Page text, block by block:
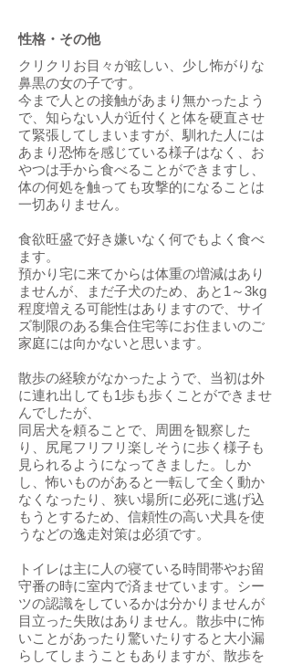
性格・その他
クリクリお目々が眩しい、少し怖がりな
鼻黒の女の子です。
今まで人との接触があまり無かったよう
で、知らない人が近付くと体を硬直させ
て緊張してしまいますが、馴れた人には
あまり恐怖を感じている様子はなく、お
やつは手から食べることができますし、
体の何処を触っても攻撃的になることは
一切ありません。
食欲旺盛で好き嫌いなく何でもよく食べ
ます。
預かり宅に来てからは体重の増減はあり
ませんが、まだ子犬のため、あと1～3kg
程度増える可能性はありますので、サイ
ズ制限のある集合住宅等にお住まいのご
家庭には向かないと思います。
散歩の経験がなかったようで、当初は外
に連れ出しても1歩も歩くことができませ
んでしたが、
同居犬を頼ることで、周囲を観察した
り、尻尾フリフリ楽しそうに歩く様子も
見られるようになってきました。しか
し、怖いものがあると一転して全く動か
なくなったり、狭い場所に必死に逃げ込
もうとするため、信頼性の高い犬具を使
うなどの逸走対策は必須です。
トイレは主に人の寝ている時間帯やお留
守番の時に室内で済ませています。シー
ツの認識をしているかは分かりませんが
目立った失敗はありません。散歩中に怖
いことがあったり驚いたりすると大小漏
らしてしまうこともありますが、散歩を